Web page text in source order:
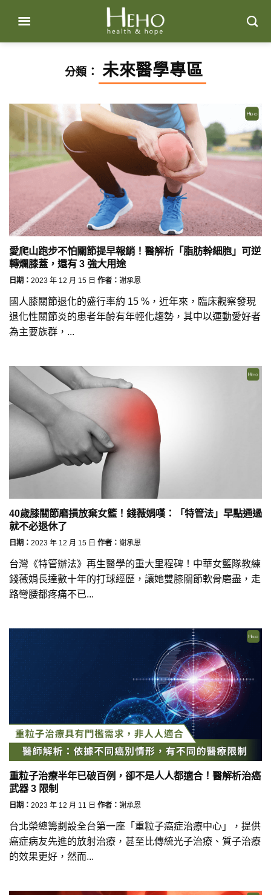
content
分類： 未來醫學專區
愛爬山跑步不怕關節提早報銷！醫解析「脂肪幹細胞」可逆
轉爛膝蓋，還有 3 強大用途
日期： 2023 年 12 月 15 日 作者： 謝承恩
國人膝關節退化的盛行率約 15 %，近年來，臨床觀察發現
退化性關節炎的患者年齡有年輕化趨勢，其中以運動愛好者
為主要族群，...
40歲膝關節磨損放棄女籃！錢薇娟嘆：「特管法」早點通過
就不必退休了
日期： 2023 年 12 月 15 日 作者： 謝承恩
台灣《特管辦法》再生醫學的重大里程碑！中華女籃隊教練
錢薇娟長達數十年的打球經歷，讓她雙膝關節軟骨磨盡，走
路彎腰都疼痛不已...
重粒子治療半年已破百例，卻不是人人都適合！醫解析治癌
武器 3 限制
日期： 2023 年 12 月 11 日 作者： 謝承恩
台北榮總籌劃設全台第一座「重粒子癌症治療中心」，提供
癌症病友先進的放射治療，甚至比傳統光子治療、質子治療
的效果更好，然而...